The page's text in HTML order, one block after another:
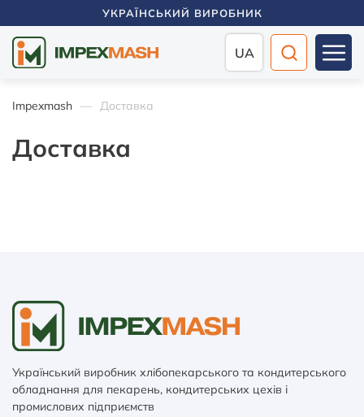
УКРАЇНСЬКИЙ ВИРОБНИК
UA
Impexmash Доставка
Доставка
Український виробник хлібопекарського та кондитерського
обладнання для пекарень, кондитерських цехів і
промислових підприємств